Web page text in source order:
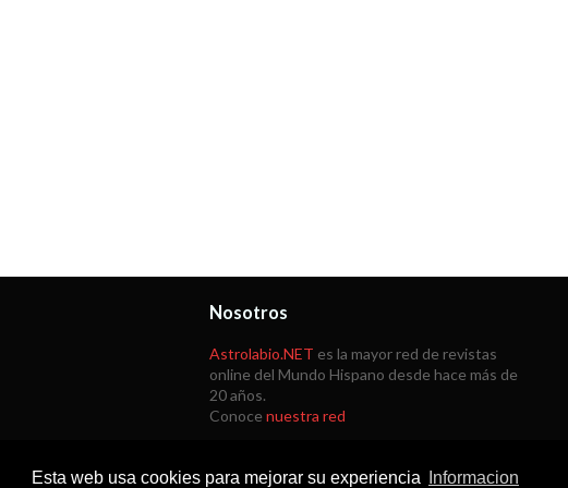
Esta web usa cookies para mejorar su experiencia Informacion
Nosotros
Astrolabio.NET es la mayor red de revistas
online del Mundo Hispano desde hace más de
20 años.
Conoce nuestra red